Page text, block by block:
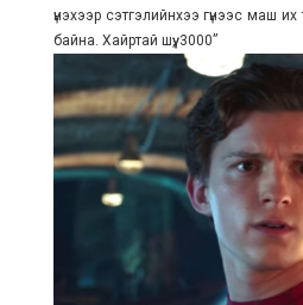
үнэхээр сэтгэлийнхээ гүнээс маш
байна. Хайртай шүү, 3000”